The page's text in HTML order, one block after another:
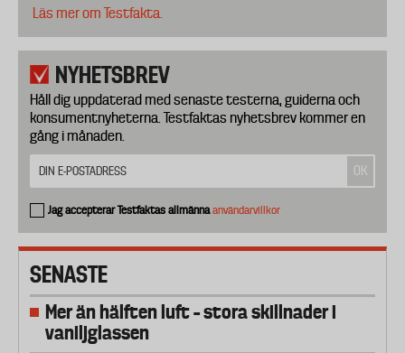
Läs mer om Testfakta.
NYHETSBREV
Håll dig uppdaterad med senaste testerna, guiderna och
konsumentnyheterna. Testfaktas nyhetsbrev kommer en
gång i månaden.
Jag accepterar Testfaktas allmännaanvändarvillkor
SENASTE
Mer än hälften luft – stora skillnader i
vaniljglassen